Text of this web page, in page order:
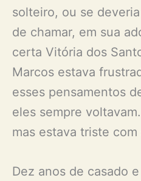
solteiro, ou se
de chamar, em sua
certa Vitória dos
Marcos estava
esses pensamentos
eles sempre
mas estava triste
Dez anos de casado